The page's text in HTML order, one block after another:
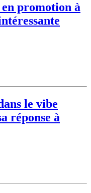
promotion à
le vibe
réponse à